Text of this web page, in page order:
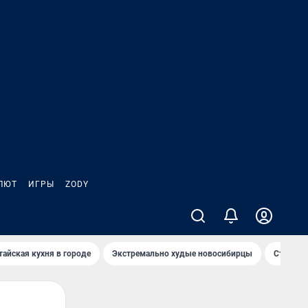
ИГРЫ ZODY
кухня в городе Экстремально худые новосибирцы Старт